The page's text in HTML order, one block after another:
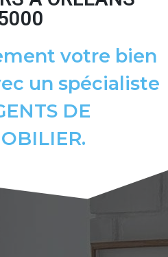
votre bien
un spécialiste
DE